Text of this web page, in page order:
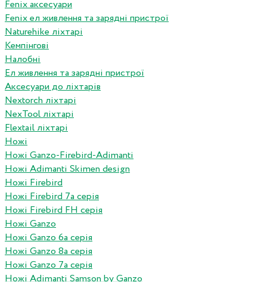
Fenix аксесуари
Fenix ел живлення та зарядні пристрої
Naturehike ліхтарі
Кемпінгові
Налобні
Ел живлення та зарядні пристрої
Аксесуари до ліхтарів
Nextorch ліхтарі
NexTool ліхтарі
Flextail ліхтарі
Ножі
Ножі Ganzo-Firebird-Adimanti
Ножі Adimanti Skimen design
Ножі Firebird
Ножі Firebird 7а серія
Ножі Firebird FH серія
Ножі Ganzo
Ножі Ganzo 6а серія
Ножі Ganzo 8а серія
Ножі Ganzo 7а серія
Ножі Adimanti Samson by Ganzo